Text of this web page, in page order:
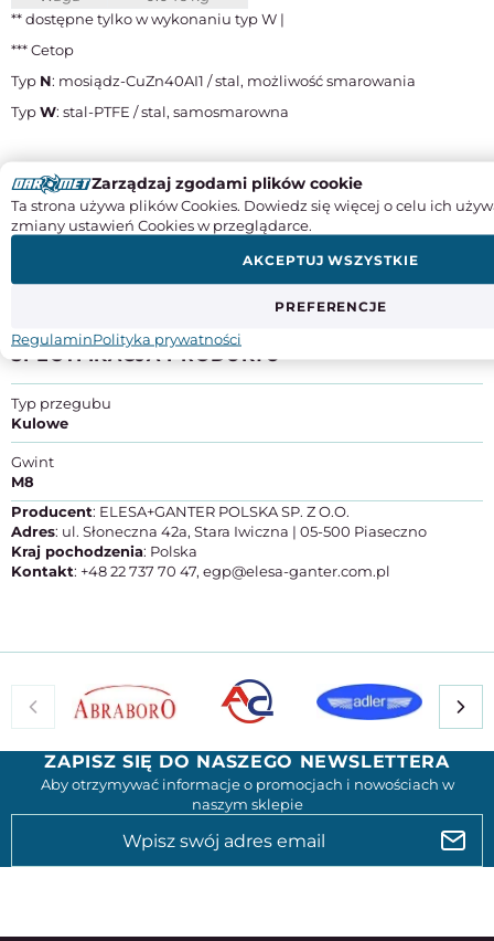
** dostępne tylko w wykonaniu typ W |
*** Cetop
Typ N: mosiądz-CuZn40AI1 / stal, możliwość smarowania
TypW: stal-PTFE / stal, samosmarowna
Dostępności są informacyjne na podstawie danych z firmy
ELESA+Ganter i mogą różnić się od rzeczywistego stanu. Przed
zakupem prosimy o kontakt w celu potwierdzenia aktualnego
stanu magazynowego.
SPECYFIKACJA PRODUKTU
Typ przegubu
Kulowe
Gwint
M8
Producent: ELESA+GANTER POLSKA SP. Z O.O.
Adres: ul. Słoneczna 42a, Stara Iwiczna | 05-500 Piaseczno
Kraj pochodzenia: Polska
Kontakt: +48 22 737 70 47, egp@elesa-ganter.com.pl
ZAPISZ SIĘ DO NASZEGO NEWSLETTERA
Aby otrzymywać informacje o promocjach i nowościach w
naszym sklepie
Zarządzaj zgodami plików cookie
Ta strona używa plików Cookies. Dowiedz się więcej o celu ich
zmiany ustawień Cookies w przeglądarce.
PREFERENCJE
AKCEPTUJ WSZYSTKIE
RegulaminPolityka prywatności